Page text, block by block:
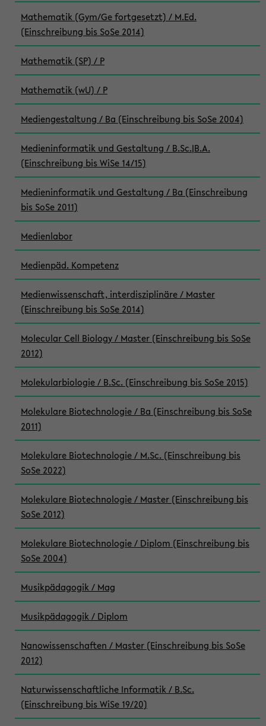
Mathematik (Gym/Ge fortgesetzt) / M.Ed.
(Einschreibung bis SoSe 2014)
Mathematik (SP) / P
Mathematik (wU) / P
Mediengestaltung / Ba (Einschreibung bis SoSe 2004)
Medieninformatik und Gestaltung / B.Sc.|B.A.
(Einschreibung bis WiSe 14/15)
Medieninformatik und Gestaltung / Ba (Einschreibung
bis SoSe 2011)
Medienlabor
Medienpäd. Kompetenz
Medienwissenschaft, interdisziplinäre / Master
(Einschreibung bis SoSe 2014)
Molecular Cell Biology / Master (Einschreibung bis SoSe
2012)
Molekularbiologie / B.Sc. (Einschreibung bis SoSe 2015)
Molekulare Biotechnologie / Ba (Einschreibung bis SoSe
2011)
Molekulare Biotechnologie / M.Sc. (Einschreibung bis
SoSe 2022)
Molekulare Biotechnologie / Master (Einschreibung bis
SoSe 2012)
Molekulare Biotechnologie / Diplom (Einschreibung bis
SoSe 2004)
Musikpädagogik / Mag
Musikpädagogik / Diplom
Nanowissenschaften / Master (Einschreibung bis SoSe
2012)
Naturwissenschaftliche Informatik / B.Sc.
(Einschreibung bis WiSe 19/20)